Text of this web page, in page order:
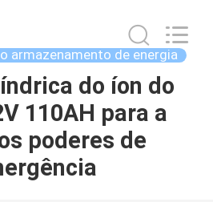
armazenamento de energia
do íon do
110AH para a
poderes de